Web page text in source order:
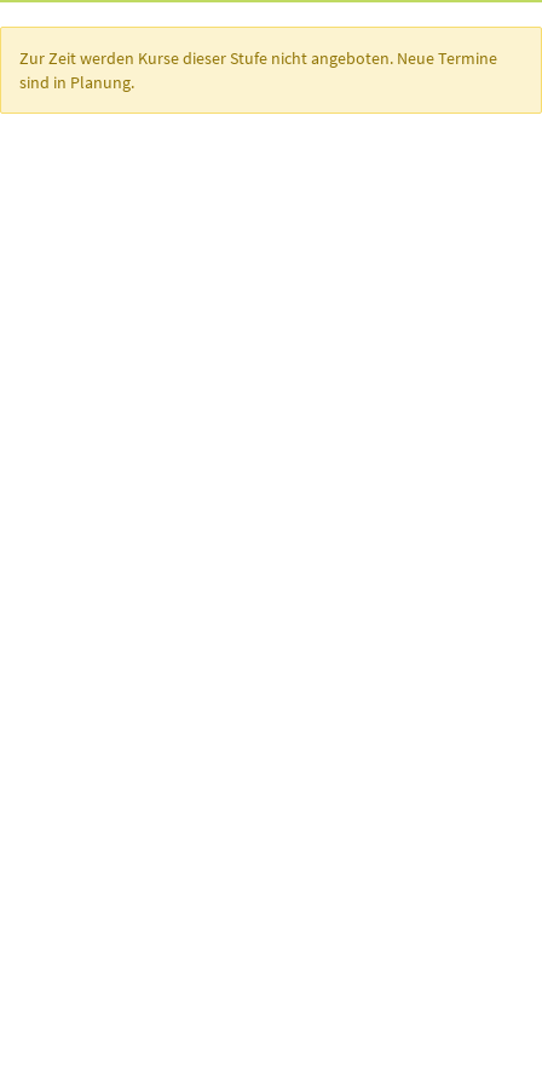
Zur Zeit werden Kurse dieser Stufe nicht angeboten. Neue Termine
sind in Planung.